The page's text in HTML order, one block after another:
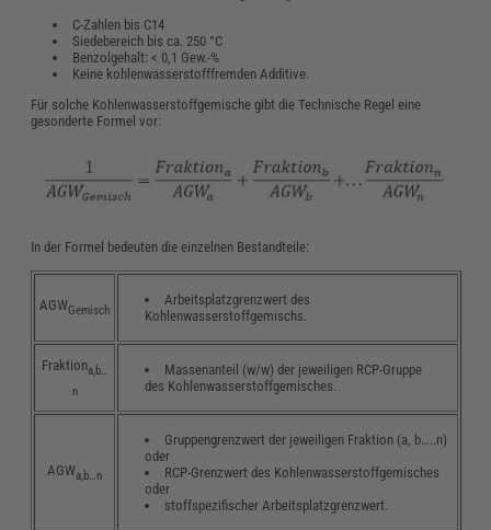
C-Zahlen bis C14
Siedebereich bis ca. 250 °C
Benzolgehalt: < 0,1 Gew.-%
Keine kohlenwasserstofffremden Additive.
Für solche Kohlenwasserstoffgemische gibt die Technische Regel eine
gesonderte Formel vor:
In der Formel bedeuten die einzelnen Bestandteile:
AGWGemisch
Arbeitsplatzgrenzwert des
Kohlenwasserstoffgemischs.
Fraktiona,b…
n
Massenanteil (w/w) der jeweiligen RCP-Gruppe
des Kohlenwasserstoffgemisches.
AGWa,b…n
Gruppengrenzwert der jeweiligen Fraktion (a, b…..n)
oder
RCP-Grenzwert des Kohlenwasserstoffgemisches
oder
stoffspezifischer Arbeitsplatzgrenzwert.